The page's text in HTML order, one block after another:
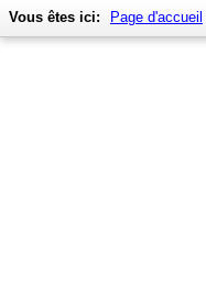
Vous êtes ici: Page d'accueil